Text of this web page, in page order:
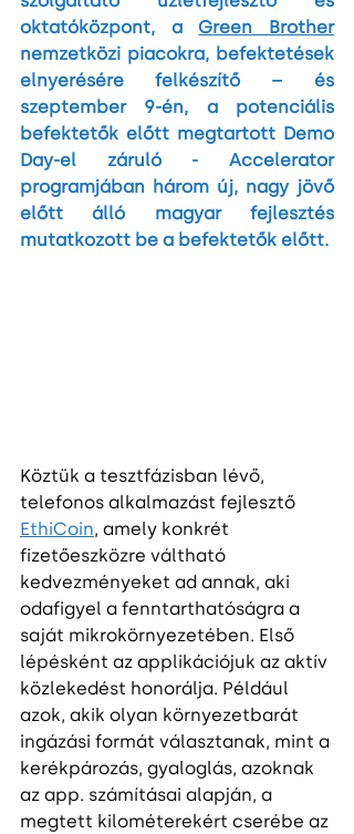
oktatóközpont, a Green Brother
nemzetközi piacokra, befektetések
elnyerésére felkészítő – és
szeptember 9-én, a potenciális
befektetők előtt megtartott Demo
Day-el záruló - Accelerator
programjában három új, nagy jövő
előtt álló magyar fejlesztés
mutatkozott be a befektetők előtt.
Köztük a tesztfázisban lévő,
telefonos alkalmazást fejlesztő
EthiCoin, amely konkrét
fizetőeszközre váltható
kedvezményeket ad annak, aki
odafigyel a fenntarthatóságra a
saját mikrokörnyezetében. Első
lépésként az applikációjuk az aktív
közlekedést honorálja. Például
azok, akik olyan környezetbarát
ingázási formát választanak, mint a
kerékpározás, gyaloglás, azoknak
az app. számításai alapján, a
megtett kilométerekért cserébe az